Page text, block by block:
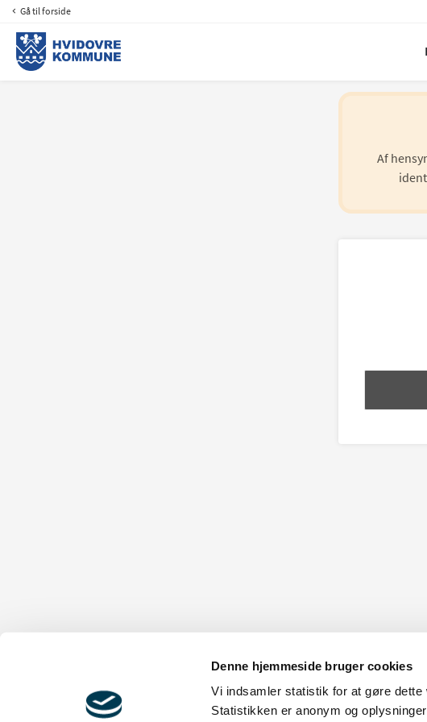
Denne hjemmeside bruger cookies
Vi indsamler statistik for at gøre dette
Statistikken er anonym og
Gå til forside
Af